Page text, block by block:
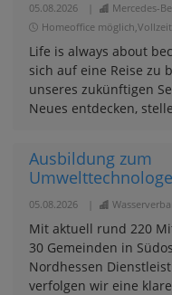
05.08.2026 Mercedes-
Homeoffice möglich,Vollzeit
Life is always about
sich auf eine Reise zu
unseres zukünftigen
Neues entdecken,
Ausbildung zum
05.08.2026
Mit aktuell rund 220
30 Gemeinden in
Nordhessen
verfolgen wir eine